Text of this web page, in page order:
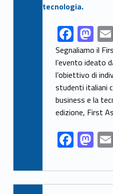
Link identifier share facebook archive #share-link-archive-96009F
ac
e
b
o
o
k
M
as
to
d
o
n
Segnaliamo il
l’evento ideato
l’obiettivo di
studenti italiani
business e la
edizione, First
F
ac
e
b
M
as
to
d